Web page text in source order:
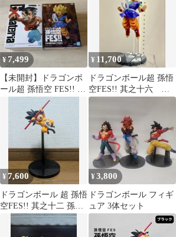
内発送】
¥ 7,499
【未開封】ドラゴンボ
ール超 孫悟空 FES!! 其
之十六 g×materia
¥ 11,700
ドラゴンボール超 孫悟
空FES!! 其之十六 孫
悟空Jr.風リペイント
¥ 7,600
ドラゴンボール 超 孫悟
空FES!! 其之十二 孫悟
空 フィギュア
¥3,800
ドラゴンボール フィギ
ュア 3体セット